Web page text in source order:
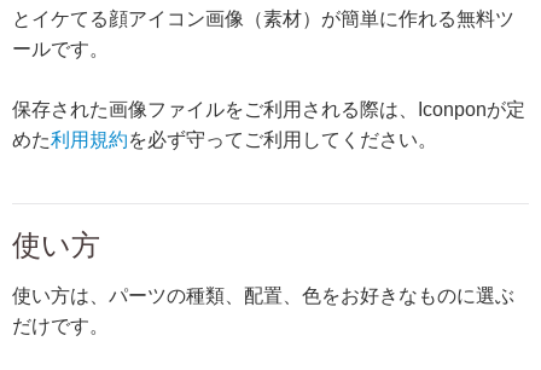
とイケてる顔アイコン画像（素材）が簡単に作れる無料ツ
ールです。
保存された画像ファイルをご利用される際は、Iconponが定
めた利用規約を必ず守ってご利用してください。
使い方
使い方は、パーツの種類、配置、色をお好きなものに選ぶ
だけです。